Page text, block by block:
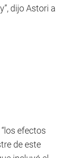
dijo Astori a
efectos
de este